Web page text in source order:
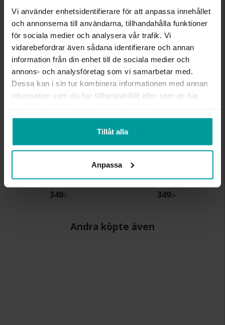
Vi använder enhetsidentifierare för att anpassa innehållet
och annonserna till användarna, tillhandahålla funktioner
för sociala medier och analysera vår trafik. Vi
vidarebefordrar även sådana identifierare och annan
information från din enhet till de sociala medier och
annons- och analysföretag som vi samarbetar med.
Dessa kan i sin tur kombinera informationen med annan
information som du har tillhandahållit eller som de har
Tillåt alla
Anpassa
MATERIAL
Silver
DETALJER
Emalj
Liknande produkter
Halsband i äkta silver
ALBREKTS GULD
349:-
Armband i äkta silver
ALBREKTS GULD
349:-
Andra köpte även